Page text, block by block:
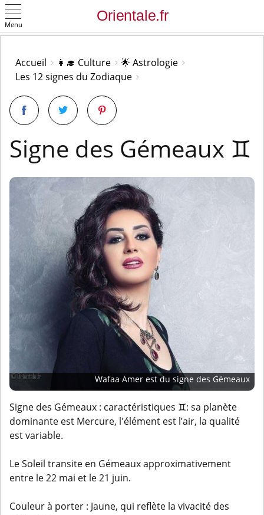
Menu
Accueil 👩‍🎓 Culture
🌟 Astrologie
Les 12 signes du Zodiaque
Signe des Gémeaux ♊
Wafaa Amer est du signe des Gémeaux
Signe des Gémeaux : caractéristiques ♊: sa planète
dominante est Mercure, l'élément est l’air, la qualité
est variable.
Le Soleil transite en Gémeaux approximativement
entre le 22 mai et le 21 juin.
Couleur à porter : Jaune, qui reflète la vivacité des